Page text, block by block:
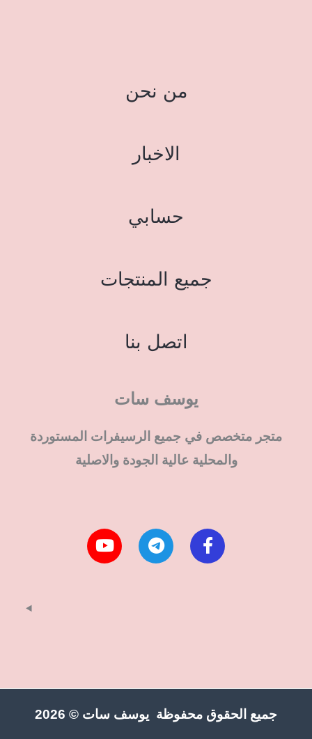
من نحن
الاخبار
حسابي
جميع المنتجات
اتصل بنا
يوسف سات
متجر متخصص في جميع الرسيفرات المستوردة
والمحلية عالية الجودة والاصلية
جميع الحقوق محفوظة يوسف سات © 2026